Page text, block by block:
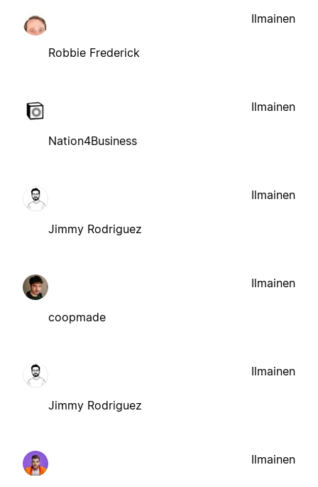
Robbie Frederick
Ilmainen
Nation4Business
Ilmainen
Jimmy Rodriguez
Ilmainen
coopmade
Ilmainen
Jimmy Rodriguez
Ilmainen
Ilmainen